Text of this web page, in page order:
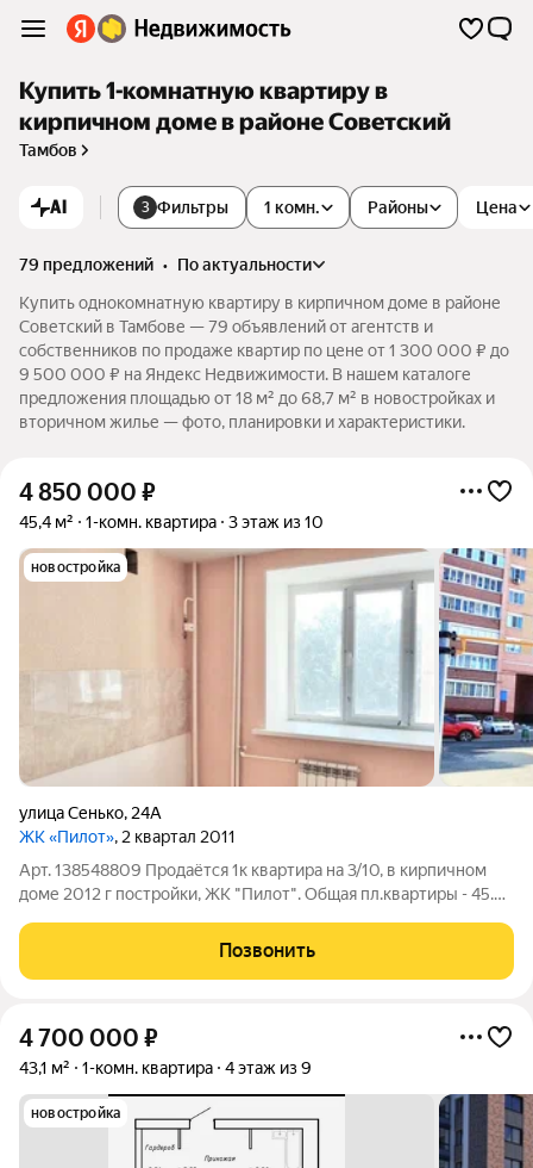
Купить 1-комнатную квартиру в
кирпичном доме в районе Советский
Тамбов
AI 3 Фильтры 1 комн. Цена
Районы
79 предложений •
по актуальности
Купить однокомнатную квартиру в кирпичном доме в районе
Советский в Тамбове — 79 объявлений от агентств и
собственников по продаже квартир по цене от 1 300 000 ₽ до
9 500 000 ₽ на Яндекс Недвижимости. В нашем каталоге
предложения площадью от 18 м² до 68,7 м² в новостройках и
вторичном жилье — фото, планировки и характеристики.
4 850 000 ₽
45,4 м² 1-комн. квартира 3 этаж из 10
новостройка
улица Сенько, 24А
ЖК «Пилот», 2 квартал 2011
Арт. 138548809 Продаётся 1к квартира на 3/10, в кирпичном
доме 2012 г постройки, ЖК "Пилот". Общая пл.квартиры - 45.4
(есть возможность разместить вместительный шкаф),
совмещенный
Позвонить
4 700 000 ₽
43,1 м² 1-комн. квартира 4 этаж из 9
новостройка